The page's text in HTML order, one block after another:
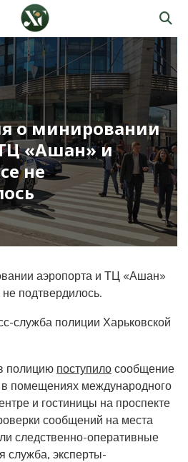
о минировании
«Ашан» и
не
аэропорта и ТЦ «Ашан»
подтвердилось.
служба полиции Харьковской
полицию поступило сообщение
в помещениях международного
и гостиницы на проспекте
сообщений на места
следственно-оперативные
служба, эксперты-